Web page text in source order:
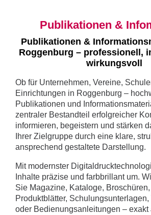
Publikationen &
Publikationen &
Roggenburg – professionell,
wirkungsvoll
Ob für Unternehmen, Vereine,
Einrichtungen in Roggenburg –
Publikationen und
zentraler Bestandteil erfolgreicher
informieren, begeistern und stärken
Ihrer Zielgruppe durch eine klare,
ansprechend gestaltete Darstellung.
Mit modernster
Inhalte präzise und farbbrillant um.
Sie Magazine, Kataloge,
Produktblätter,
oder Bedienungsanleitungen – exakt